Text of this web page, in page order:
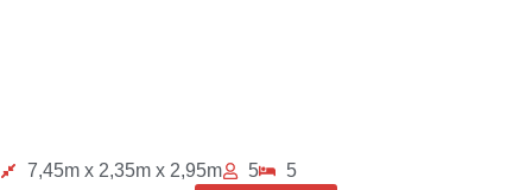
7,45m x 2,35m x 2,95m 5
5